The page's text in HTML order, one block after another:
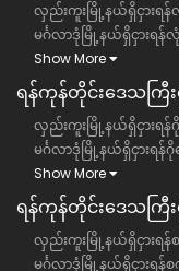
လှည်းကူးမြို့နယ်ရှိငှားရန်လုံ
မင်္ဂလာဒုံမြို့နယ်ရှိငှားရန်လုံ
Show More
ရန်ကုန်တိုင်းဒေသကြီး​​
လှည်းကူးမြို့နယ်ရှိငှားရန်ဂို
မင်္ဂလာဒုံမြို့နယ်ရှိငှားရန်ဂို
Show More
ရန်ကုန်တိုင်းဒေသကြီး​​
လှည်းကူးမြို့နယ်ရှိငှားရန်စ
မင်္ဂလာဒုံမြို့နယ်ရှိငှားရန်စ